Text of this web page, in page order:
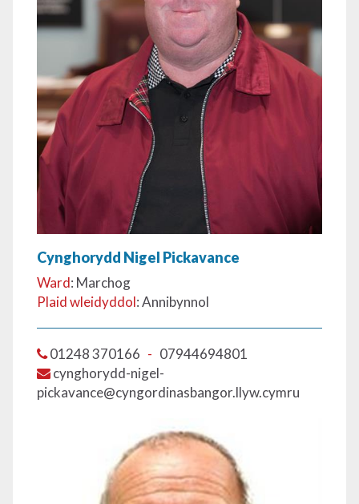
Cynghorydd Nigel Pickavance
Ward: Marchog
Plaid wleidyddol: Annibynnol
01248 370166 - 07944694801
cynghorydd-nigel-
pickavance@cyngordinasbangor.llyw.cymru